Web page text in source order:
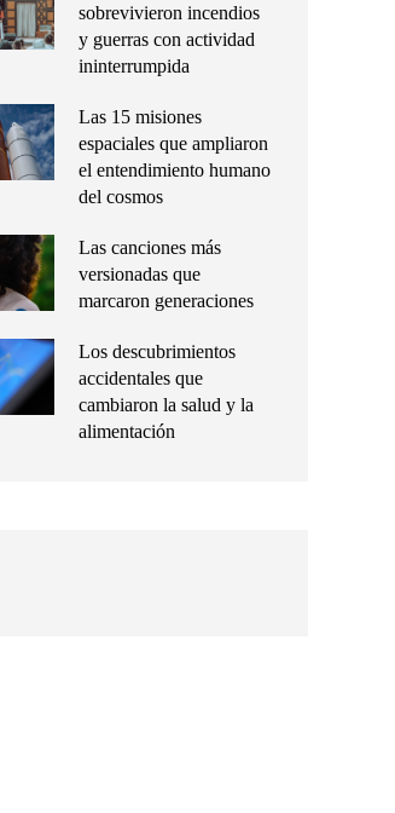
sobrevivieron incendios
y guerras con actividad
ininterrumpida
Las 15 misiones
espaciales que ampliaron
el entendimiento humano
del cosmos
Las canciones más
versionadas que
marcaron generaciones
Los descubrimientos
accidentales que
cambiaron la salud y la
alimentación